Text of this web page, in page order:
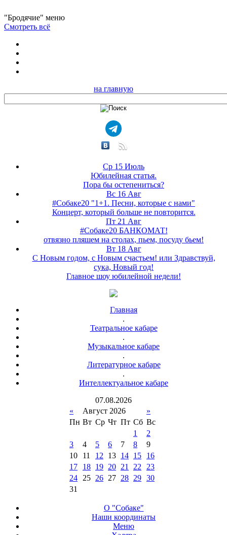
"Бродячие" меню
Смотреть всё
на главную
Ср 15 Июль
Юбилейная статья.
Пора бы остепениться?
Вс 16 Авг
#Собаке20 "1+1. Песни, которые с нами"
Концерт, который больше не повторится.
Пт 21 Авг
#Собаке20 БАНКОМАТ!
отвязно пляшем на столах, пьем, посуду бьем!
Вт 18 Авг
С Новым годом, с Новым счастьем! или Здравствуй,
сука, Новый год!
Главное шоу юбилейной недели!
Главная
.
Театральное кабаре
.
Музыкальное кабаре
.
Литературное кабаре
.
Интеллектуальное кабаре
07.08.2026
«
Август 2026
»
Пн Вт Ср Чт Пт Сб Вс
1
2
3
4 5 6 7 8
9
10
11 12 13 14 15
16
17
18 19 20 21 22
23
24
25 26 27 28 29 30
31
О "Собаке"
Наши координаты
Меню